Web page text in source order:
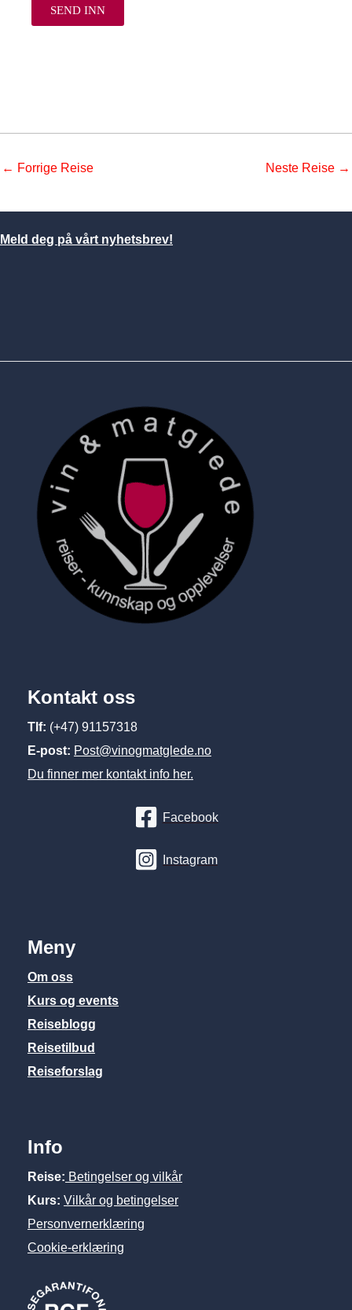
← Forrige Reise Neste Reise →
Meld deg på vårt nyhetsbrev!
Kontakt oss
Tlf: (+47) 91157318
E-post: Post@vinogmatglede.no
Du finner mer kontakt info her.
Facebook
Instagram
Meny
Om oss
Kurs og events
Reiseblogg
Reisetilbud
Reiseforslag
Info
Reise: Betingelser og vilkår
Kurs: Vilkår og betingelser
Personvernerklæring
Cookie-erklæring